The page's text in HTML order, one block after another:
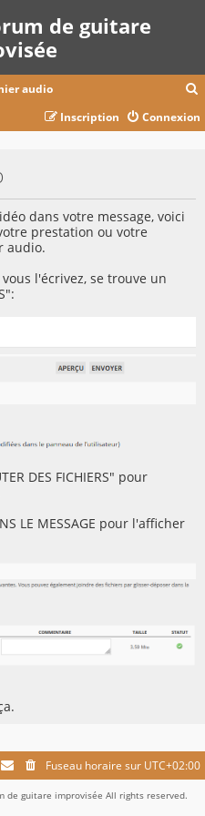
de guitare
audio
c
Connexion
Inscription
dans votre message, voici
prestation ou votre
audio.
l'écrivez, se trouve un
DES FICHIERS" pour
LE MESSAGE pour l'afficher
Fuseau horaire sur UTC+02:00
de guitare improvisée All rights reserved.